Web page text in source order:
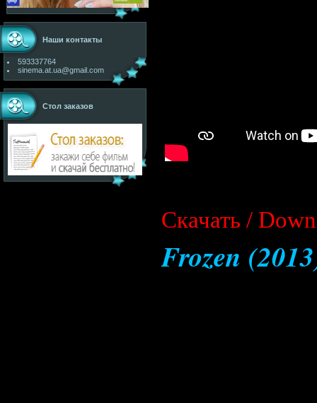
Наши контакты
593337764
sinema.at.ua@gmail.com
Стол заказов
Cкачать /
Frozen